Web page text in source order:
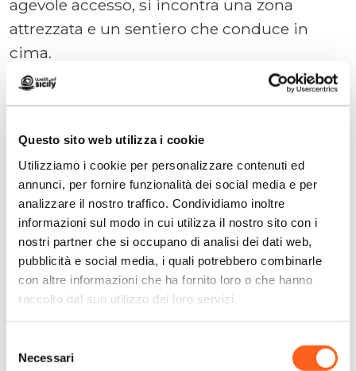
Questo sito web utilizza i cookie
Utilizziamo i cookie per personalizzare contenuti ed
annunci, per fornire funzionalità dei social media e per
analizzare il nostro traffico. Condividiamo inoltre
informazioni sul modo in cui utilizza il nostro sito con i
nostri partner che si occupano di analisi dei dati web,
pubblicità e social media, i quali potrebbero combinarle
con altre informazioni che ha fornito loro o che hanno
raccolto dal suo utilizzo dei loro servizi.
delNecessari
agevole accesso, si incontra una zona
attrezzata e un sentiero che conduce in
cima.
Il CAI, organizza diverse visite guidate tra
sulle vette del complesso montuoso.
Raggiungendo le vette si gode di un
bellissimo panorama che affaccia sul mare.
Richiedi informazioni